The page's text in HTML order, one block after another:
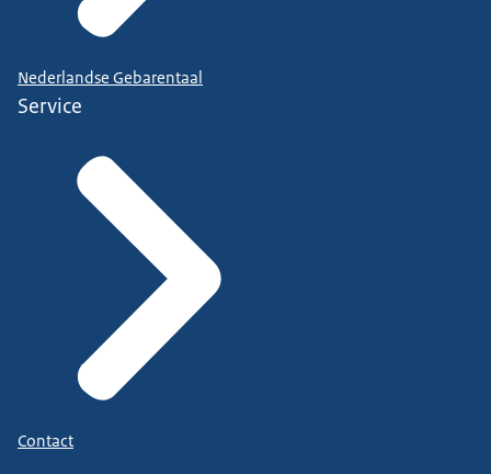
Nederlandse Gebarentaal
Service
Contact